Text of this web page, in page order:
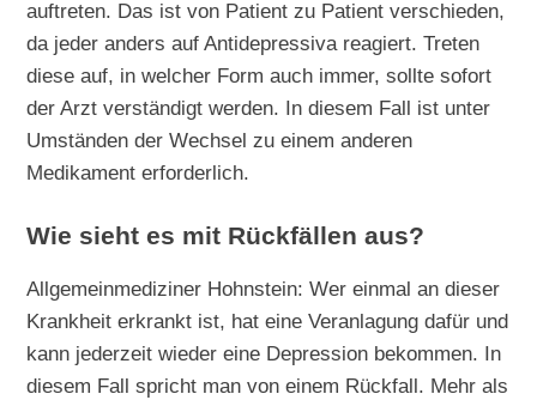
auftreten. Das ist von Patient zu Patient verschieden,
da jeder anders auf Antidepressiva reagiert. Treten
diese auf, in welcher Form auch immer, sollte sofort
der Arzt verständigt werden. In diesem Fall ist unter
Umständen der Wechsel zu einem anderen
Medikament erforderlich.
Wie sieht es mit Rückfällen aus?
Allgemeinmediziner Hohnstein: Wer einmal an dieser
Krankheit erkrankt ist, hat eine Veranlagung dafür und
kann jederzeit wieder eine Depression bekommen. In
diesem Fall spricht man von einem Rückfall. Mehr als